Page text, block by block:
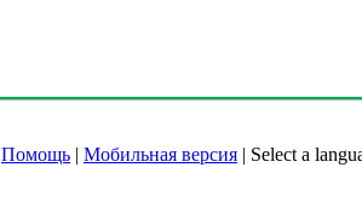
Помощь | Мобильная версия | Select a